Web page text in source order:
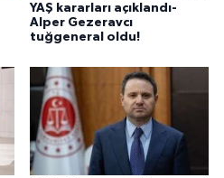
YAŞ kararları açıklandı-
Alper Gezeravcı
tuğgeneral oldu!